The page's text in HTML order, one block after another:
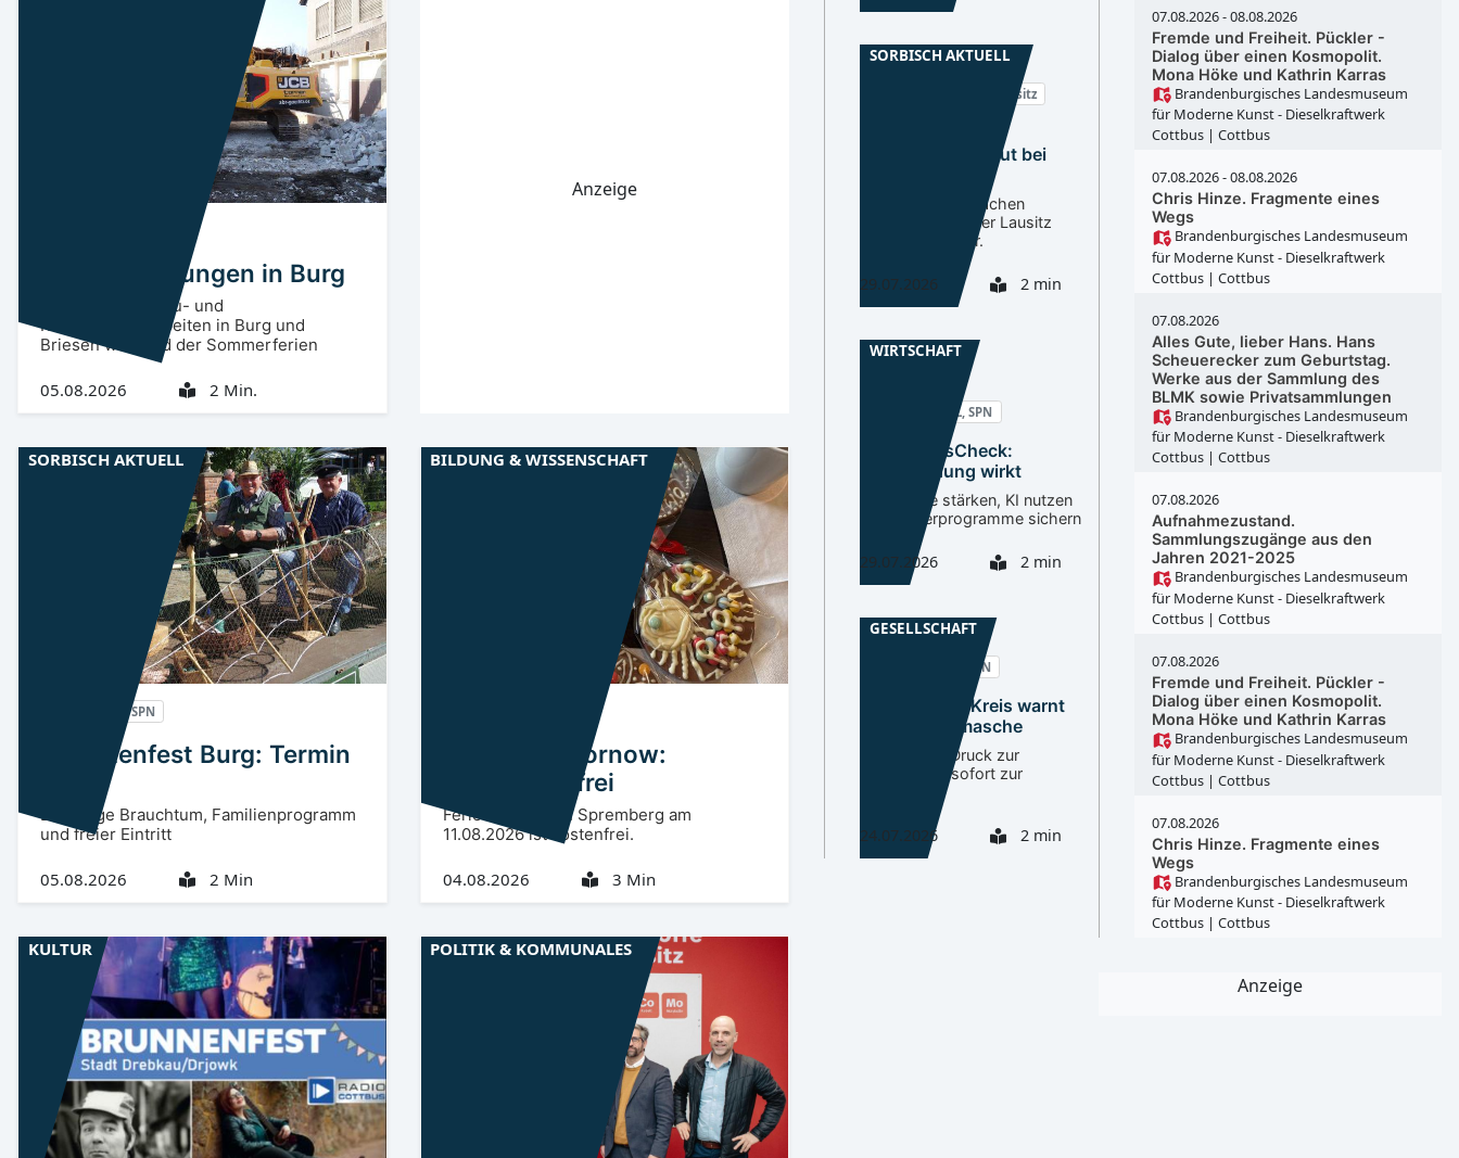
Anzeige
Schulsanierungen in Burg
Umfangreiche Bau- und
Renovierungsarbeiten in Burg und
Briesen während der Sommerferien
05.08.2026 2 Min.
SPN
Trachtenfest Burg: Termin
Drei Tage Brauchtum, Familienprogramm
und freier Eintritt
05.08.2026 2 Min
SORBISCH AKTUELL
Kinderuni Hornow:
Restplätze frei
Ferienangebot in Spremberg am
11.08.2026 ist kostenfrei.
04.08.2026 3 Min
BILDUNG & WISSENSCHAFT
KULTUR POLITIK & KOMMUNALES
SORBISCH AKTUELL
Oberlausitz
Sorbisches Institut bei
Neue Beiträge machen
Forschung aus der Lausitz
online sichtbarer.
29.07.2026 2 min
WIRTSCHAFT
CB, EE, LDS, OSL, SPN
HandwerksCheck:
Weiterbildung wirkt
Fachkräfte stärken, KI nutzen
und Förderprogramme sichern
29.07.2026 2 min
GESELLSCHAFT
SPN
Spree-Neiße-Kreis warnt
vor Betrugsmasche
Kreis rät bei Druck zur
Unterschrift sofort zur
24.07.2026 2 min
07.08.2026 - 08.08.2026
Fremde und Freiheit. Pückler -
Dialog über einen Kosmopolit.
Mona Höke und Kathrin Karras
Brandenburgisches Landesmuseum
für Moderne Kunst - Dieselkraftwerk
Cottbus | Cottbus
07.08.2026 - 08.08.2026
Chris Hinze. Fragmente eines
Wegs
Brandenburgisches Landesmuseum
für Moderne Kunst - Dieselkraftwerk
Cottbus | Cottbus
07.08.2026
Alles Gute, lieber Hans. Hans
Scheuerecker zum Geburtstag.
Werke aus der Sammlung des
BLMK sowie Privatsammlungen
Brandenburgisches Landesmuseum
für Moderne Kunst - Dieselkraftwerk
Cottbus | Cottbus
07.08.2026
Aufnahmezustand.
Sammlungszugänge aus den
Jahren 2021-2025
Brandenburgisches Landesmuseum
für Moderne Kunst - Dieselkraftwerk
Cottbus | Cottbus
07.08.2026
Fremde und Freiheit. Pückler -
Dialog über einen Kosmopolit.
Mona Höke und Kathrin Karras
Brandenburgisches Landesmuseum
für Moderne Kunst - Dieselkraftwerk
Cottbus | Cottbus
07.08.2026
Chris Hinze. Fragmente eines
Wegs
Brandenburgisches Landesmuseum
für Moderne Kunst - Dieselkraftwerk
Cottbus | Cottbus
Anzeige